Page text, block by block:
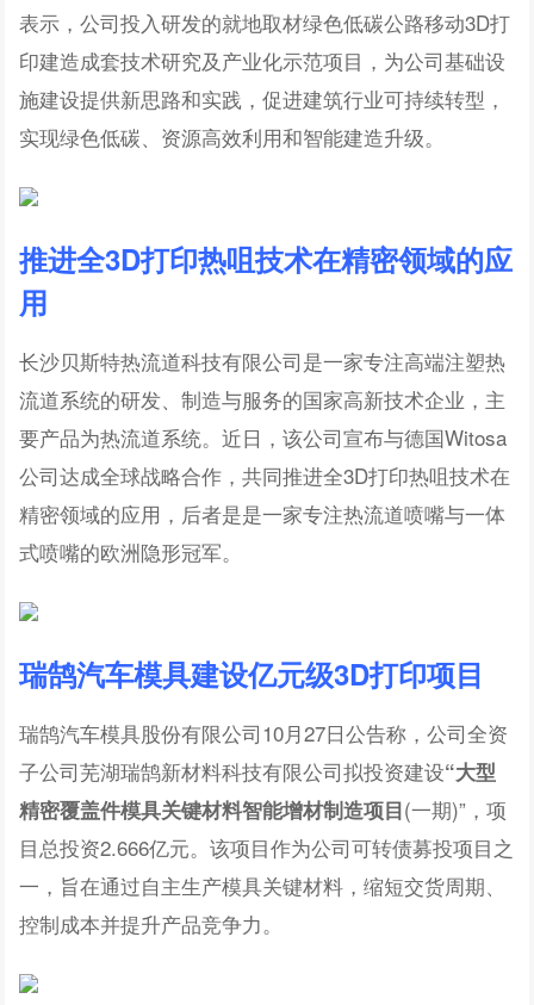
表示，公司投入研发的就地取材绿色低碳公路移动3D打
印建造成套技术研究及产业化示范项目，为公司基础设
施建设提供新思路和实践，促进建筑行业可持续转型，
实现绿色低碳、资源高效利用和智能建造升级。
推进全3D打印热咀技术在精密领域的应
用
长沙贝斯特热流道科技有限公司是一家专注高端注塑热
流道系统的研发、制造与服务的国家高新技术企业，主
要产品为热流道系统。近日，该公司宣布与德国Witosa
公司达成全球战略合作，共同推进全3D打印热咀技术在
精密领域的应用，后者是是一家专注热流道喷嘴与一体
式喷嘴的欧洲隐形冠军。
瑞鹄汽车模具建设亿元级3D打印项目
瑞鹄汽车模具股份有限公司10月27日公告称，公司全资
子公司芜湖瑞鹄新材料科技有限公司拟投资建设“大型
精密覆盖件模具关键材料智能增材制造项目(一期)”，项
目总投资2.666亿元。该项目作为公司可转债募投项目之
一，旨在通过自主生产模具关键材料，缩短交货周期、
控制成本并提升产品竞争力。